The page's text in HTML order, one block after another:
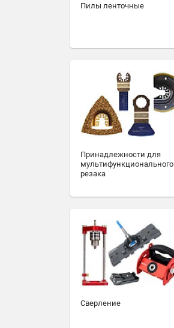
Пилы ленточные
Принадлежности для
мультифункционального
резака
Сверление